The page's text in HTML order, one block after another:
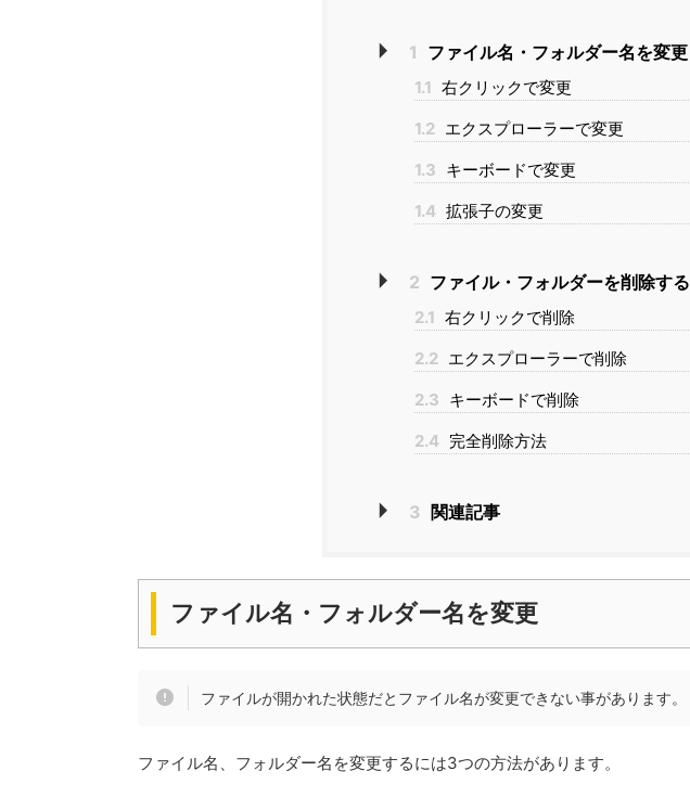
1 ファイル名・フォルダー名を変更
1.1 右クリックで変更
1.2 エクスプローラーで変更
1.3 キーボードで変更
1.4 拡張子の変更
2 ファイル・フォルダーを削除する
2.1 右クリックで削除
2.2 エクスプローラーで削除
2.3 キーボードで削除
2.4 完全削除方法
3 関連記事
ファイル名・フォルダー名を変更
ファイルが開かれた状態だとファイル名が変更できない事があります。
ファイル名、フォルダー名を変更するには3つの方法があります。